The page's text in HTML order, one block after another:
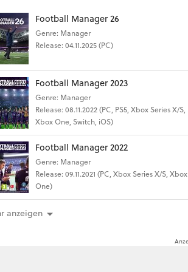
Football Manager 26
Genre: Manager
Release: 04.11.2025 (PC)
Football Manager 2023
Genre: Manager
Release: 08.11.2022 (PC, PS5, Xbox Series X/S,
Xbox One, Switch, iOS)
Football Manager 2022
Genre: Manager
Release: 09.11.2021 (PC, Xbox Series X/S, Xbox
One)
anzeigen